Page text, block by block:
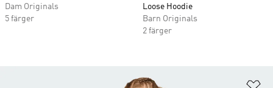
Dam Originals
5 färger
Loose Hoodie
Barn Originals
2 färger